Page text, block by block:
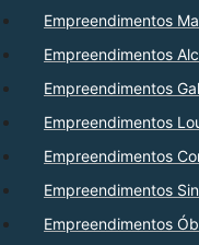
Empreendimentos
Empreendimentos
Empreendimentos
Empreendimentos
Empreendimentos
Empreendimentos
Empreendimentos